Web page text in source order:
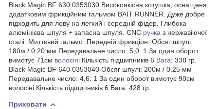
Black Magic BF 630 0353030 Високоякісна котушка, оснащена
додатковим фрикційним гальмом BAIT RUNNER. Дуже добре
підходить для лову на легкий і середній фідер. Глибока
алюмінієва шпуля + запасна шпуля. CNC ручка з нержавіючої
сталі. Миттєвий гальмо. Передній фрикціон. Обсяг шпулі:
180м / 0.20 мм Передавальне число: 5,0: 1 За один оборот
вимотує 71см волосіні Кількість підшипників 6 Вага: 338 гр.
Black Magic BF 640 0353040 Обсяг шпулі: 200м / 0.25 мм
Передавальне число: 4,6: 1 За один оборот вимотує 90см
волосіні Кількість підшипників 6 Вага: 428 гр.
Приховати